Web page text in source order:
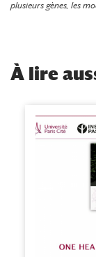
plusieurs gènes, les
À lire